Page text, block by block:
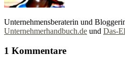
Unternehmensberaterin und
Unternehmerhandbuch.de und Das-
1 Kommentare